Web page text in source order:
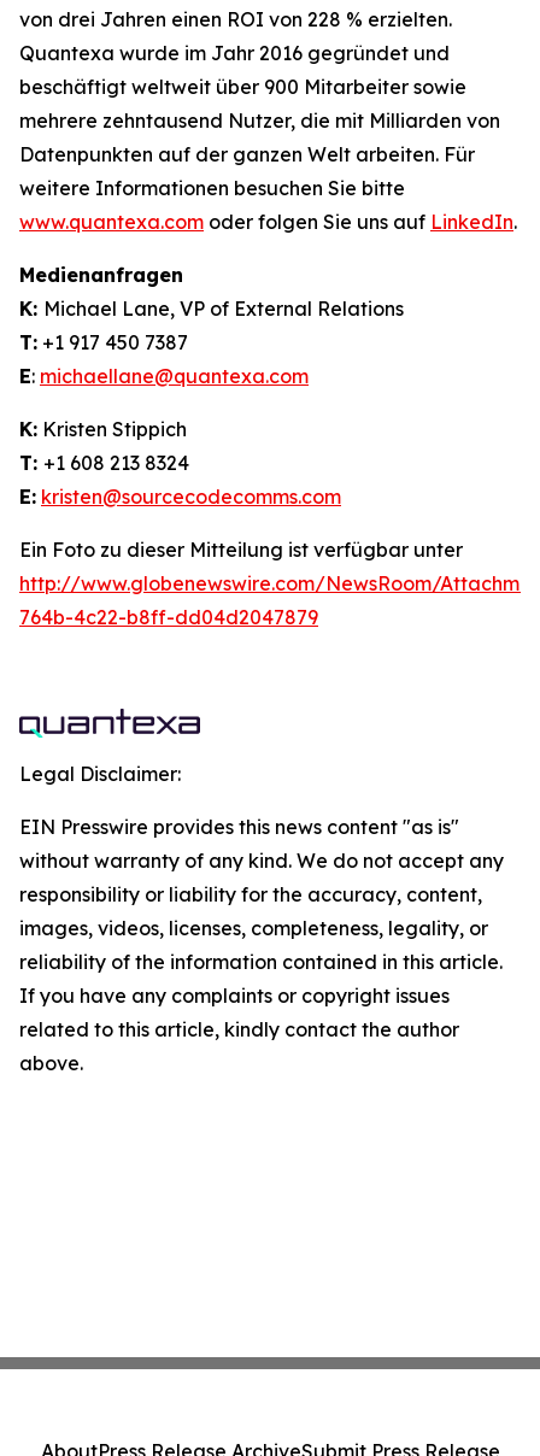
von drei Jahren einen ROI von 228 % erzielten.
Quantexa wurde im Jahr 2016 gegründet und
beschäftigt weltweit über 900 Mitarbeiter sowie
mehrere zehntausend Nutzer, die mit Milliarden von
Datenpunkten auf der ganzen Welt arbeiten. Für
weitere Informationen besuchen Sie bitte
www.quantexa.com oder folgen Sie uns auf LinkedIn.
Medienanfragen
K: Michael Lane, VP of External Relations
T: +1 917 450 7387
E: michaellane@quantexa.com
K: Kristen Stippich
T: +1 608 213 8324
E: kristen@sourcecodecomms.com
Ein Foto zu dieser Mitteilung ist verfügbar unter
http://www.globenewswire.com/NewsRoom/
764b-4c22-b8ff-dd04d2047879
Legal Disclaimer:
EIN Presswire provides this news content "as is"
without warranty of any kind. We do not accept any
responsibility or liability for the accuracy, content,
images, videos, licenses, completeness, legality, or
reliability of the information contained in this article.
If you have any complaints or copyright issues
related to this article, kindly contact the author
above.
AboutPress Release ArchiveSubmit Press Release